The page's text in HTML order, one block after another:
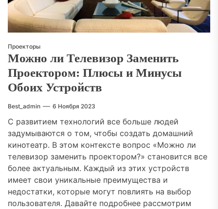
Проекторы
Можно ли Телевизор Заменить
Проектором: Плюсы и Минусы
Обоих Устройств
Best_admin 6 Ноября 2023
С развитием технологий все больше людей
задумываются о том, чтобы создать домашний
кинотеатр. В этом контексте вопрос «Можно ли
телевизор заменить проектором?» становится все
более актуальным. Каждый из этих устройств
имеет свои уникальные преимущества и
недостатки, которые могут повлиять на выбор
пользователя. Давайте подробнее рассмотрим